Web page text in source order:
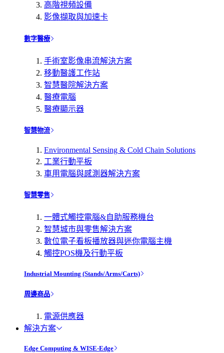
高階視頻設備
影像擷取與加速卡
數字醫療
手術室影像串流解決方案
移動醫護工作站
智慧醫院解決方案
醫療電腦
醫療顯示器
智慧物流
Environmental Sensing & Cold Chain Solutions
工業行動平板
車用電腦與感測器解決方案
智慧零售
一體式觸控電腦&自助服務機台
智慧城市與零售解決方案
數位電子看板播放器與迷你電腦主機
觸控POS機及行動平板
Industrial Mounting (Stands/Arms/Carts)
周邊商品
電源供應器
解決方案
Edge Computing & WISE-Edge